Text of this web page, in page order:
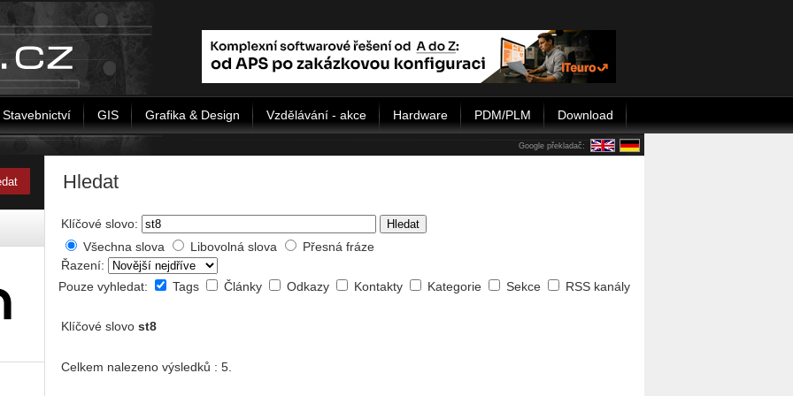
Stavebnictví GIS Grafika & Design Vzdělávání - akce Hardware PDM/PLM Download
Google překladač:
Hledat
Klíčové slovo: Hledat
Všechna slova Libovolná slova
Přesná fráze
Řazení:
Pouze vyhledat:
Tags Články Odkazy Kontakty Kategorie Sekce RSS kanály
Klíčové slovo st8
Celkem nalezeno výsledků : 5.